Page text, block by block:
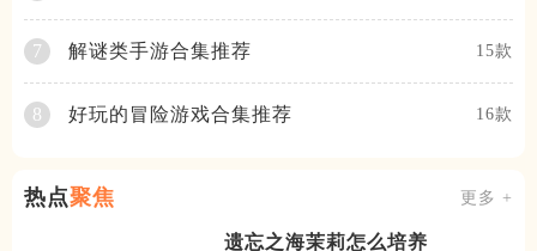
7 解谜类手游合集推荐 15款
8 好玩的冒险游戏合集推荐 16款
热点聚焦 更多 +
遗忘之海茉莉怎么培养